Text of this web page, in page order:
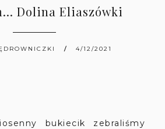
Dolina Eliaszówki
4/12/2021
bukiecik zebraliśmy